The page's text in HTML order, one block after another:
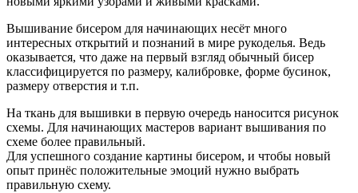
Вышивание бисером для начинающих несёт много
интересных открытий и познаний в мире рукоделья. Ведь
оказывается, что даже на первый взгляд обычный бисер
классифицируется по размеру, калибровке, форме бусинок,
размеру отверстия и т.п.
На ткань для вышивки в первую очередь наносится рисунок
схемы. Для начинающих мастеров вариант вышивания по
схеме более правильный.
Для успешного создание картины бисером, и чтобы новый
опыт принёс положительные эмоций нужно выбрать
правильную схему.